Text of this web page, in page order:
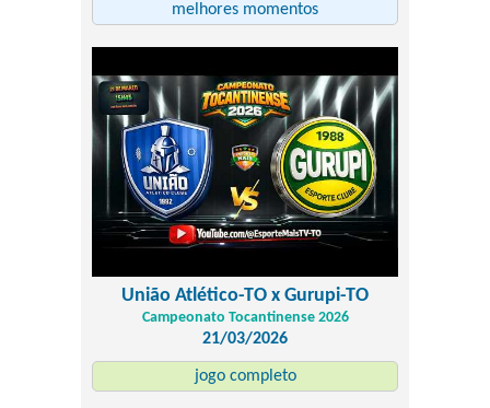
melhores momentos
União Atlético-TO x Gurupi-TO
Campeonato Tocantinense 2026
21/03/2026
jogo completo